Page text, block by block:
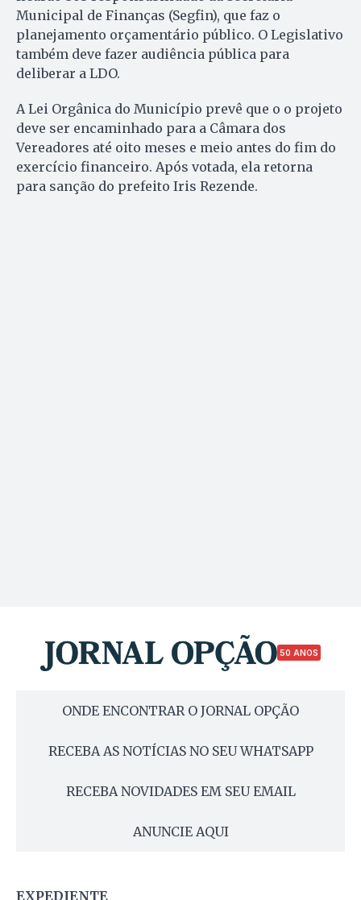
Municipal de Finanças (Segfin), que faz o
planejamento orçamentário público. O Legislativo
também deve fazer audiência pública para
deliberar a LDO.
A Lei Orgânica do Município prevê que o o projeto
deve ser encaminhado para a Câmara dos
Vereadores até oito meses e meio antes do fim do
exercício financeiro. Após votada, ela retorna
para sanção do prefeito Iris Rezende.
50 ANOS
ONDE ENCONTRAR O JORNAL OPÇÃO
RECEBA AS NOTÍCIAS NO SEU WHATSAPP
RECEBA NOVIDADES EM SEU EMAIL
ANUNCIE AQUI
EXPEDIENTE